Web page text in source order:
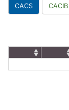
CACS CACIB